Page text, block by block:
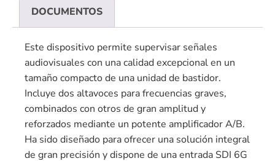
DOCUMENTOS
Este dispositivo permite supervisar señales
audiovisuales con una calidad excepcional en un
tamaño compacto de una unidad de bastidor.
Incluye dos altavoces para frecuencias graves,
combinados con otros de gran amplitud y
reforzados mediante un potente amplificador A/B.
Ha sido diseñado para ofrecer una solución integral
de gran precisión y dispone de una entrada SDI 6G